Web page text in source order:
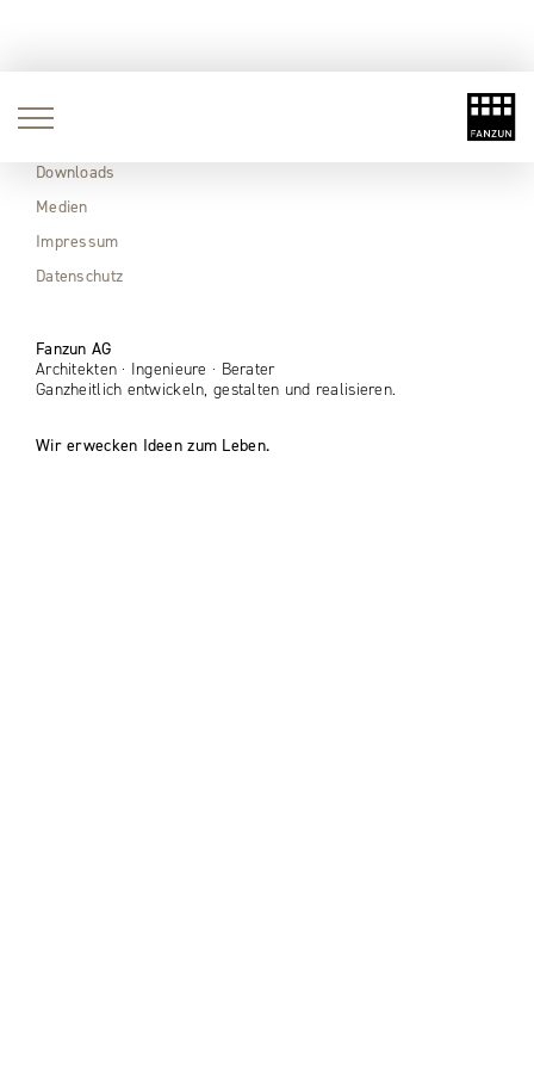
Aktuell
Downloads
Medien
Impressum
Datenschutz
Fanzun AG
Architekten · Ingenieure · Berater
Ganzheitlich entwickeln, gestalten und realisieren.
Wir erwecken Ideen zum Leben.